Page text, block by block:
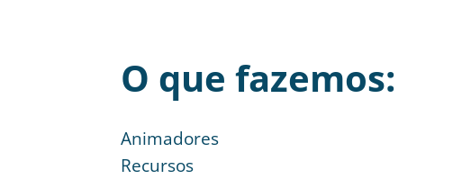
O que fazemos:
Animadores
Recursos